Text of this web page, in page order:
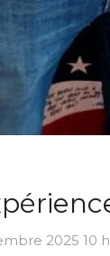
2025 10